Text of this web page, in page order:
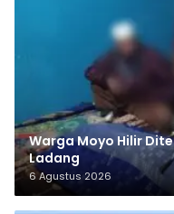
Warga Moyo Hilir
Ladang
6 Agustus 2026